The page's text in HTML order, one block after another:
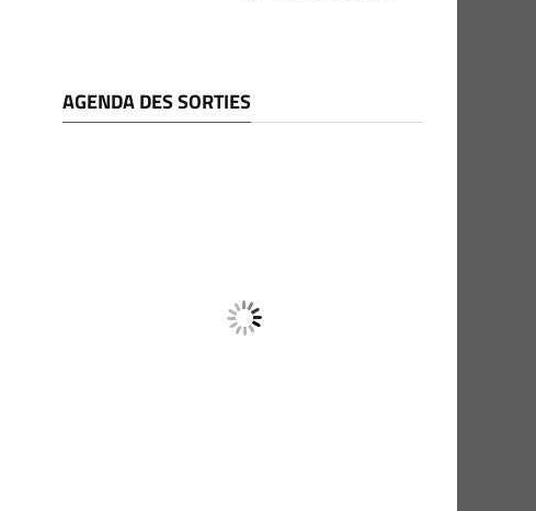
AGENDA DES SORTIES